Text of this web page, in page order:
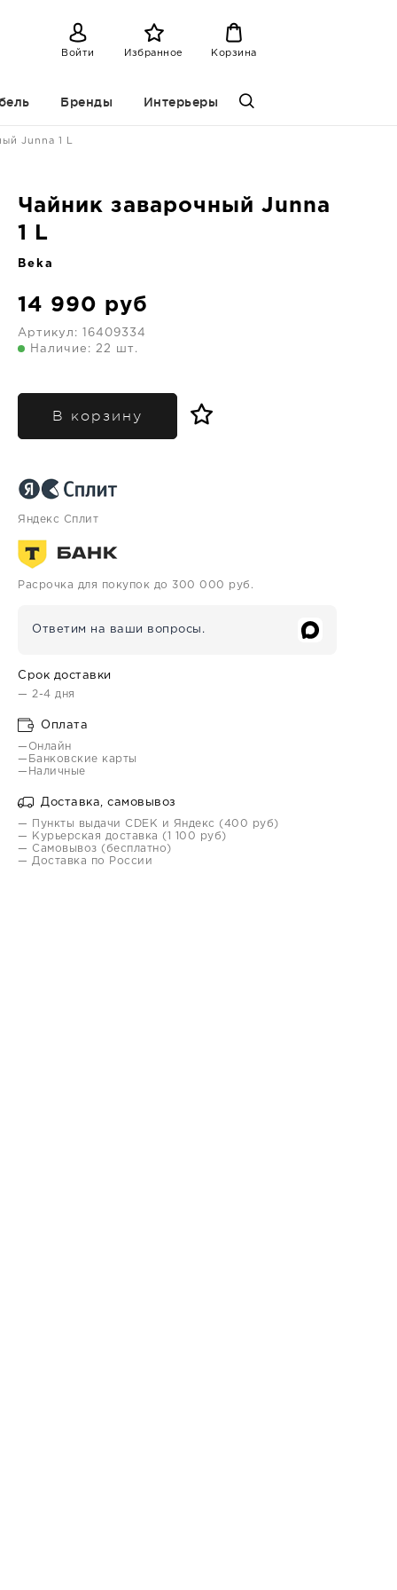
Войти Избранное Корзина
Бренды Интерьеры
Junna 1 L
Чайник заварочный Junna
1 L
Beka
14 990 руб
Артикул:
16409334
Наличие: 22 шт.
В корзину
Яндекс Сплит
Расрочка для покупок до 300 000 руб.
Ответим на ваши вопросы.
Срок доставки
— 2-4 дня
Оплата
—Онлайн
—Банковские карты
—Наличные
Доставка, самовывоз
— Пункты выдачи CDEK и Яндекс (400 руб)
— Курьерская доставка (1 100 руб)
— Самовывоз (бесплатно)
— Доставка по России